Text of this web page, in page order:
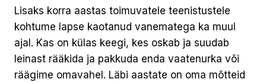
Lisaks korra aastas toimuvatele teenistustele
kohtume lapse kaotanud vanematega ka muul
ajal. Kas on külas keegi, kes oskab ja suudab
leinast rääkida ja pakkuda enda vaatenurka või
räägime omavahel. Läbi aastate on oma mõtteid